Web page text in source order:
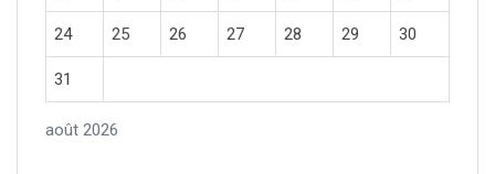
août 2026
24 25 26 27 28 29 30
31